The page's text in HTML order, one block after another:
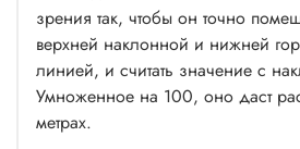
зрения так, чтобы он точно
верхней наклонной и нижней
линией, и считать значение с
Умноженное на 100, оно даст
метрах.